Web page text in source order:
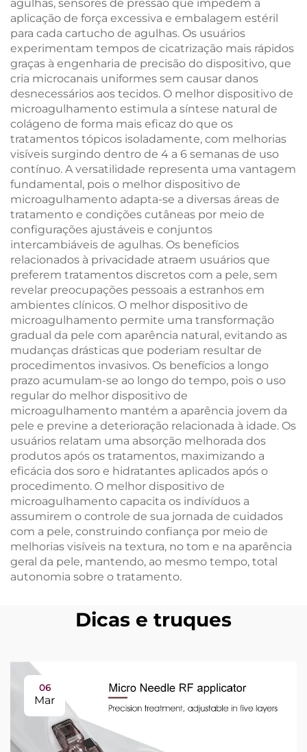
agulhas, sensores de pressão que impedem a
aplicação de força excessiva e embalagem estéril
para cada cartucho de agulhas. Os usuários
experimentam tempos de cicatrização mais rápidos
graças à engenharia de precisão do dispositivo, que
cria microcanais uniformes sem causar danos
desnecessários aos tecidos. O melhor dispositivo de
microagulhamento estimula a síntese natural de
colágeno de forma mais eficaz do que os
tratamentos tópicos isoladamente, com melhorias
visíveis surgindo dentro de 4 a 6 semanas de uso
contínuo. A versatilidade representa uma vantagem
fundamental, pois o melhor dispositivo de
microagulhamento adapta-se a diversas áreas de
tratamento e condições cutâneas por meio de
configurações ajustáveis e conjuntos
intercambiáveis de agulhas. Os benefícios
relacionados à privacidade atraem usuários que
preferem tratamentos discretos com a pele, sem
revelar preocupações pessoais a estranhos em
ambientes clínicos. O melhor dispositivo de
microagulhamento permite uma transformação
gradual da pele com aparência natural, evitando as
mudanças drásticas que poderiam resultar de
procedimentos invasivos. Os benefícios a longo
prazo acumulam-se ao longo do tempo, pois o uso
regular do melhor dispositivo de
microagulhamento mantém a aparência jovem da
pele e previne a deterioração relacionada à idade. Os
usuários relatam uma absorção melhorada dos
produtos após os tratamentos, maximizando a
eficácia dos soro e hidratantes aplicados após o
procedimento. O melhor dispositivo de
microagulhamento capacita os indivíduos a
assumirem o controle de sua jornada de cuidados
com a pele, construindo confiança por meio de
melhorias visíveis na textura, no tom e na aparência
geral da pele, mantendo, ao mesmo tempo, total
autonomia sobre o tratamento.
Dicas e truques
06
Mar